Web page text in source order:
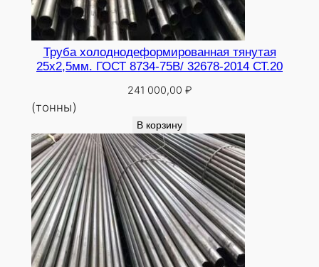
Труба холоднодеформированная тянутая
25х2,5мм. ГОСТ 8734-75В/ 32678-2014 СТ.20
241 000,00 ₽
(тонны)
В корзину